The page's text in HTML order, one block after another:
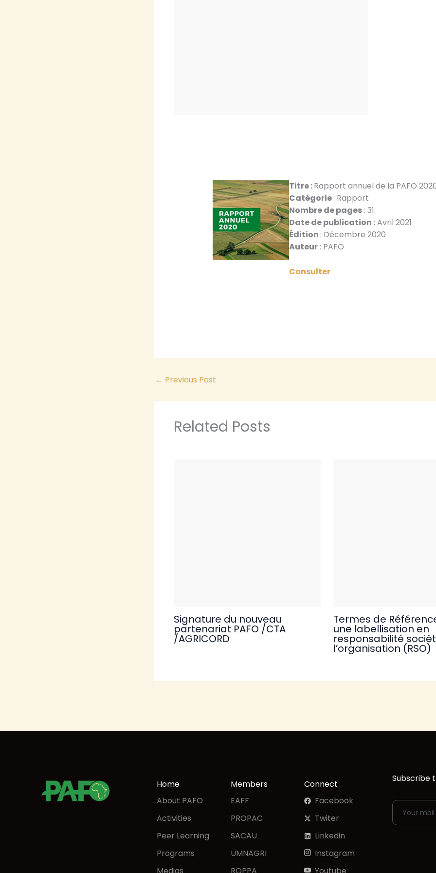
Titre :Rapport annuel de la PAFO
Catégorie: Rapport
Nombre de pages: 31
Date de publication : Avril 2021
Édition : Décembre 2020
Auteur: PAFO
Consulter
← Previous Post
Related Posts
Signature du nouveau
partenariat PAFO /CTA
/AGRICORD
Termes de
une labellisation en
responsabilité
l’organisation (RSO)
Home
About PAFO
Activities
Peer Learning
Programs
Members
EAFF
PROPAC
SACAU
UMNAGRI
Connect
Facebook
Twiter
Linkedin
Instagram
Subscribe